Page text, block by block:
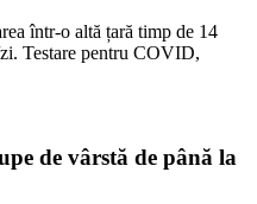
într-o altă țară timp de 14
Testare pentru COVID,
de vârstă de până la